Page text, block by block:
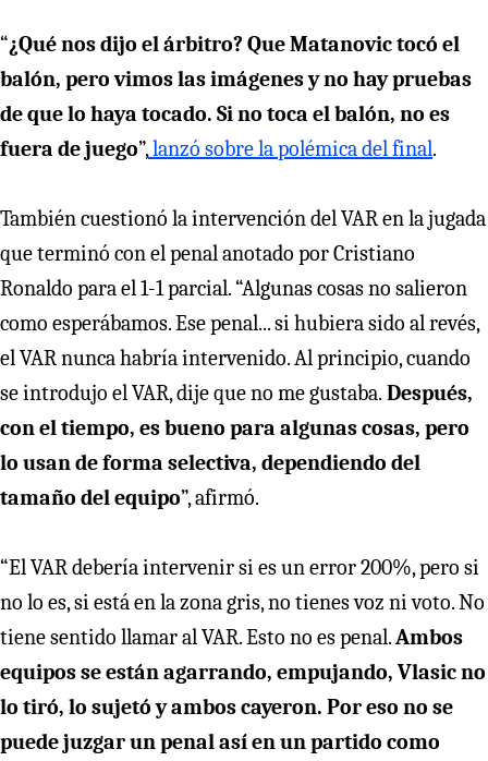
“¿Qué nos dijo el árbitro? Que Matanovic tocó el
balón, pero vimos las imágenes y no hay pruebas
de que lo haya tocado. Si no toca el balón, no es
fuera de juego”,lanzó sobre la polémica del final.
También cuestionó la intervención del VAR en la jugada
que terminó con el penal anotado por Cristiano
Ronaldo para el 1-1 parcial. “Algunas cosas no salieron
como esperábamos. Ese penal... si hubiera sido al revés,
el VAR nunca habría intervenido. Al principio, cuando
se introdujo el VAR, dije que no me gustaba. Después,
con el tiempo, es bueno para algunas cosas, pero
lo usan de forma selectiva, dependiendo del
tamaño del equipo”, afirmó.
“El VAR debería intervenir si es un error 200%, pero si
no lo es, si está en la zona gris, no tienes voz ni voto. No
tiene sentido llamar al VAR. Esto no es penal.Ambos
equipos se están agarrando, empujando, Vlasic no
lo tiró, lo sujetó y ambos cayeron. Por eso no se
puede juzgar un penal así en un partido como